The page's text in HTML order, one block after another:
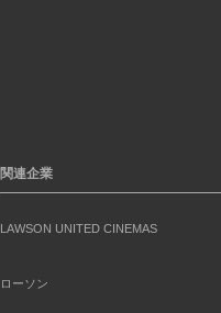
関連企業
LAWSON UNITED CINEMAS
ローソン